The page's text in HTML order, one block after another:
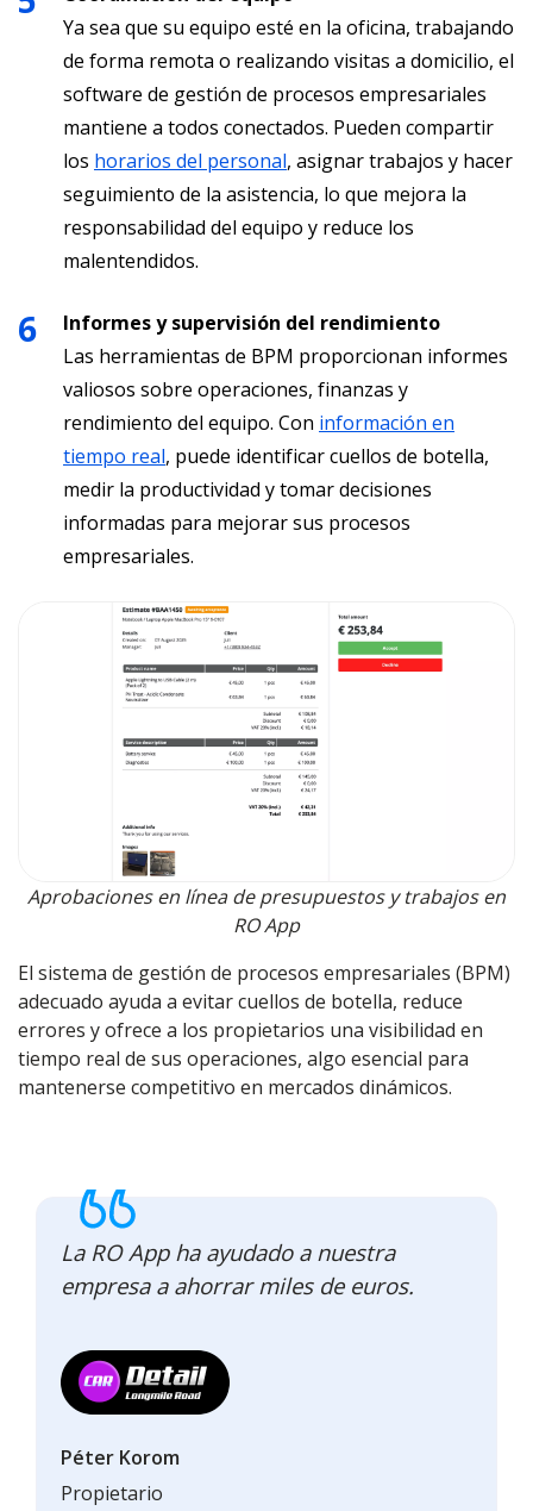
Ya sea que su equipo esté en la oficina, trabajando
de forma remota o realizando visitas a domicilio, el
software de gestión de procesos empresariales
mantiene a todos conectados. Pueden compartir
los horarios del personal, asignar trabajos y hacer
seguimiento de la asistencia, lo que mejora la
responsabilidad del equipo y reduce los
malentendidos.
Informes y supervisión del rendimiento
Las herramientas de BPM proporcionan informes
valiosos sobre operaciones, finanzas y
rendimiento del equipo. Con información en
tiempo real, puede identificar cuellos de botella,
medir la productividad y tomar decisiones
informadas para mejorar sus procesos
empresariales.
Aprobaciones en línea de presupuestos y trabajos en
RO App
El sistema de gestión de procesos empresariales (BPM)
adecuado ayuda a evitar cuellos de botella, reduce
errores y ofrece a los propietarios una visibilidad en
tiempo real de sus operaciones, algo esencial para
mantenerse competitivo en mercados dinámicos.
La RO App ha ayudado a nuestra
empresa a ahorrar miles de euros.
Péter Korom
Propietario